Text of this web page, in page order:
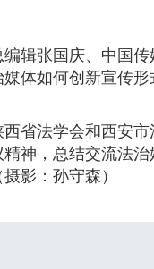
辑张国庆、中国传
体如何创新宣传
省法学会和西安市
神，总结交流法治
影：孙守森）